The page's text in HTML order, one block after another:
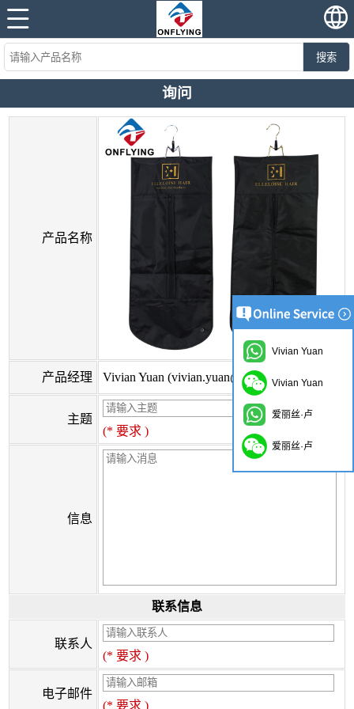
搜索
询问
产品名称
产品经理 Vivian Yuan (vivian.yuan@onflyingcn.com)
主题
(* 要求 )
信息
联系信息
联系人
(* 要求 )
电子邮件
(* 要求 )
Vivian Yuan
Vivian Yuan
爱丽丝·卢
爱丽丝·卢